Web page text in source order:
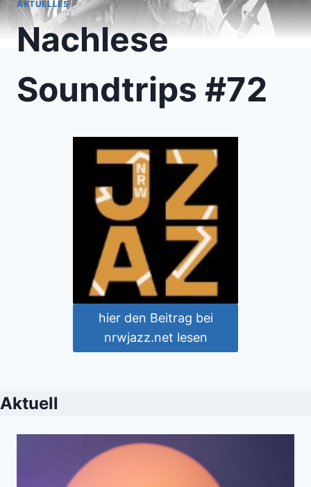
AKTUELLES
Nachlese
Soundtrips #72
hier den Beitrag bei
nrwjazz.net lesen
Aktuell